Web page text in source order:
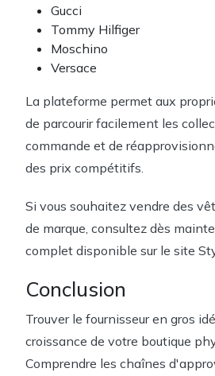
Gucci
Tommy Hilfiger
Moschino
Versace
La plateforme permet aux
de parcourir facilement les
commande et de
des prix compétitifs.
Si vous souhaitez vendre des
de marque, consultez dès
complet disponible sur le site
Conclusion
Trouver le fournisseur en gros
croissance de votre boutique
Comprendre les chaînes